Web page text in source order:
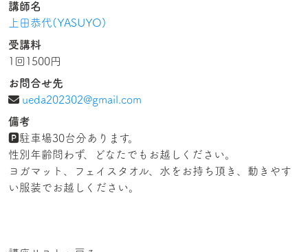
講師名
上田恭代(YASUYO)
受講料
1回1500円
お問合せ先
ueda202302@gmail.com
備考
🅿駐車場30台分あります。
性別年齢問わず、どなたでもお越しください。
ヨガマット、フェイスタオル、水をお持ち頂き、動きやす
い服装でお越しください。